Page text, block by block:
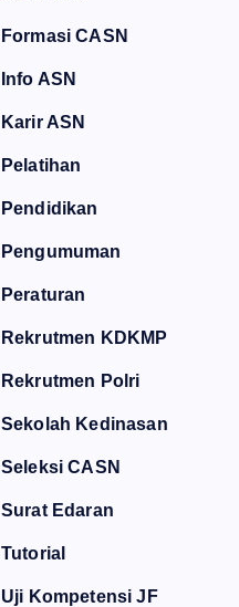
Formasi CASN
Info ASN
Karir ASN
Pelatihan
Pendidikan
Pengumuman
Peraturan
Rekrutmen KDKMP
Rekrutmen Polri
Sekolah Kedinasan
Seleksi CASN
Surat Edaran
Tutorial
Uji Kompetensi JF